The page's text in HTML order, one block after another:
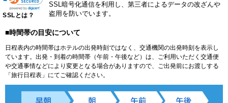
SSLとは？
SSL暗号化通信を利用し、第三者によるデータの改ざんや
盗用を防いでいます。
■時間帯の目安について
日程表内の時間帯はホテルの出発時刻ではなく、交通機関の出発時刻を表示し
ています。出発・到着の時間帯（午前・午後など）は、ご利用いただく交通便
や交通事情などにより変更となる場合がありますので、ご出発前にお渡しする
「旅行日程表」にてご確認ください。